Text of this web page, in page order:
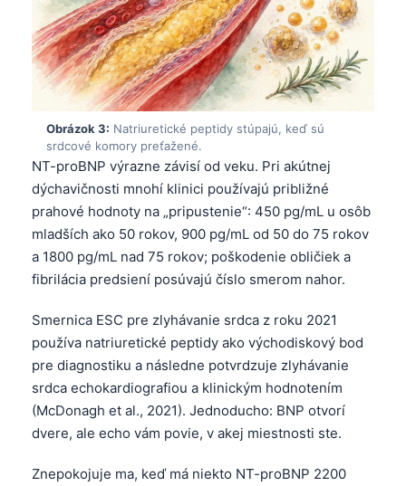
Obrázok 3: Natriuretické peptidy stúpajú, keď sú
srdcové komory preťažené.
NT-proBNP výrazne závisí od veku. Pri akútnej
dýchavičnosti mnohí klinici používajú približné
prahové hodnoty na „pripustenie“: 450 pg/mL u osôb
mladších ako 50 rokov, 900 pg/mL od 50 do 75 rokov
a 1800 pg/mL nad 75 rokov; poškodenie obličiek a
fibrilácia predsiení posúvajú číslo smerom nahor.
Smernica ESC pre zlyhávanie srdca z roku 2021
používa natriuretické peptidy ako východiskový bod
pre diagnostiku a následne potvrdzuje zlyhávanie
srdca echokardiografiou a klinickým hodnotením
(McDonagh et al., 2021). Jednoducho: BNP otvorí
dvere, ale echo vám povie, v akej miestnosti ste.
Znepokojuje ma, keď má niekto NT-proBNP 2200